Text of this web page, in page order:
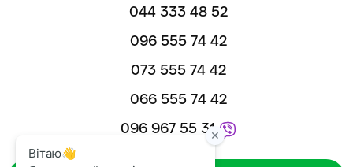
044 333 48 52
096 555 74 42
073 555 74 42
066 555 74 42
096 967 55 31